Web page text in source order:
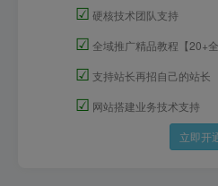
☑ 硬核技术团队支持
☑ 全域推广精品教程【20+全
☑ 支持站长再招自己的站长
☑ 网站搭建业务技术支持
立即开